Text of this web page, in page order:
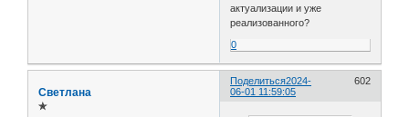
актуализации и уже
реализованного?
0
Поделиться 602
2024-
06-01 11:59:05
Светлана
✯